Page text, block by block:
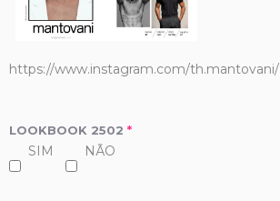
https://www.instagram.com/th.mantovani/
LOOKBOOK 2502 *
SIM NÃO